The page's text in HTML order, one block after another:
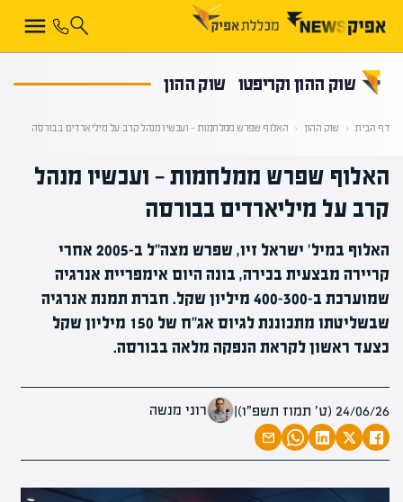
שוק ההון וקריפטו שוק ההון
דף הבית ‹ שוק ההון ‹ האלוף שפרש ממלחמות — ועכשיו מנהל קרב על מיליארדים בבורסה
האלוף שפרש ממלחמות — ועכשיו מנהל
קרב על מיליארדים בבורסה
האלוף במיל' ישראל זיו, שפרש מצה"ל ב-2005 אחרי
קריירה מבצעית בכירה, בונה היום אימפריית אנרגיה
שמוערכת ב-300–400 מיליון שקל. חברת תמנת אנרגיה
שבשליטתו מתכוננת לגיוס אג"ח של 150 מיליון שקל
כצעד ראשון לקראת הנפקה מלאה בבורסה.
24/06/26 (ט׳ תמוז תשפ״ו) | רוני מנשה